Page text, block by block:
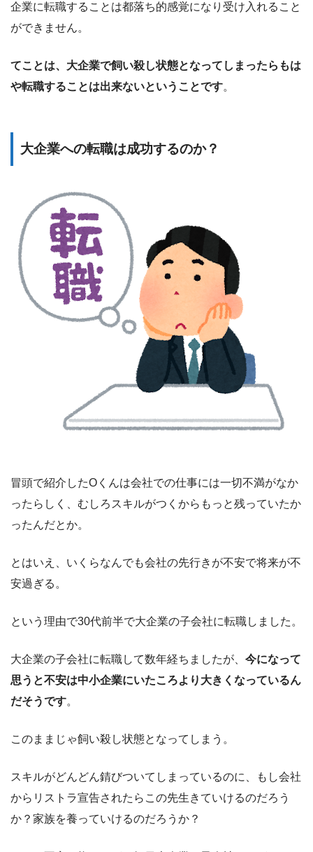
企業に転職することは都落ち的感覚になり受け入れること
ができません。
てことは、大企業で飼い殺し状態となってしまったらもは
や転職することは出来ないということです。
大企業への転職は成功するのか？
冒頭で紹介したOくんは会社での仕事には一切不満がなか
ったらしく、むしろスキルがつくからもっと残っていたか
ったんだとか。
とはいえ、いくらなんでも会社の先行きが不安で将来が不
安過ぎる。
という理由で30代前半で大企業の子会社に転職しました。
大企業の子会社に転職して数年経ちましたが、 今になって
思うと不安は中小企業にいたころより大きくなっているん
だそうです。
このままじゃ飼い殺し状態となってしまう。
スキルがどんどん錆びついてしまっているのに、もし会社
からリストラ宣告されたらこの先生きていけるのだろう
か？家族を養っていけるのだろうか？